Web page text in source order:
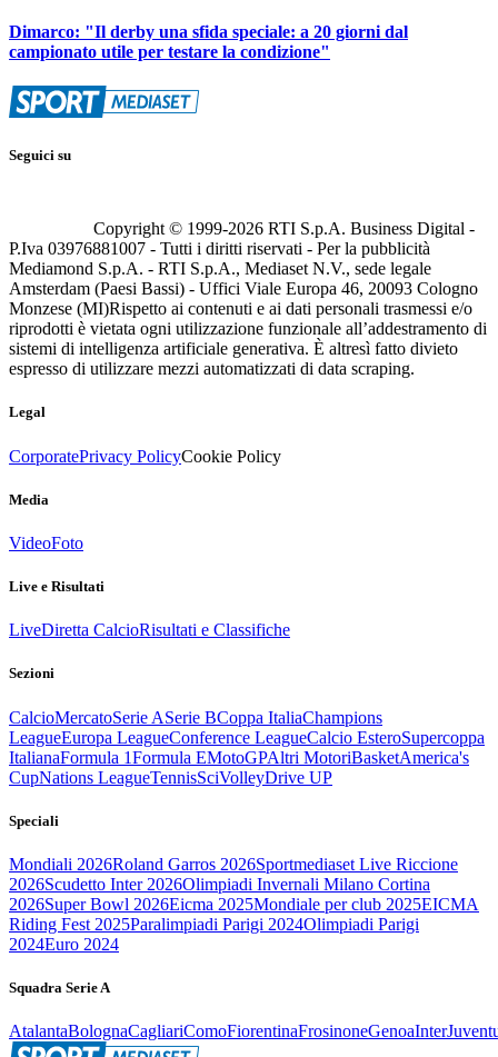
Dimarco: "Il derby una sfida speciale: a 20 giorni dal
campionato utile per testare la condizione"
Seguici su
Copyright © 1999-2026 RTI S.p.A. Business Digital -
P.Iva 03976881007 - Tutti i diritti riservati - Per la pubblicità
Mediamond S.p.A. - RTI S.p.A., Mediaset N.V., sede legale
Amsterdam (Paesi Bassi) - Uffici Viale Europa 46, 20093 Cologno
Monzese (MI)Rispetto ai contenuti e ai dati personali trasmessi e/o
riprodotti è vietata ogni utilizzazione funzionale all’addestramento di
sistemi di intelligenza artificiale generativa. È altresì fatto divieto
espresso di utilizzare mezzi automatizzati di data scraping.
Legal
CorporatePrivacy PolicyCookie Policy
Media
VideoFoto
Live e Risultati
LiveDiretta CalcioRisultati e Classifiche
Sezioni
CalcioMercatoSerie ASerie BCoppa ItaliaChampions
LeagueEuropa LeagueConference LeagueCalcio EsteroSupercoppa
ItalianaFormula 1Formula EMotoGPAltri MotoriBasketAmerica's
CupNations LeagueTennisSciVolleyDrive UP
Speciali
Mondiali 2026Roland Garros 2026Sportmediaset Live Riccione
2026Scudetto Inter 2026Olimpiadi Invernali Milano Cortina
2026Super Bowl 2026Eicma 2025Mondiale per club 2025EICMA
Riding Fest 2025Paralimpiadi Parigi 2024Olimpiadi Parigi
2024Euro 2024
Squadra Serie A
AtalantaBolognaCagliariComoFiorentinaFrosinoneGenoaInter